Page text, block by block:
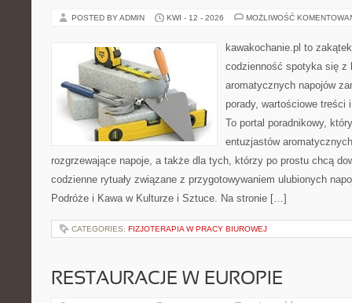
POSTED BY ADMIN KWI - 12 - 2026 MOŻLIWOŚĆ
kawakochanie.pl to
codzienność spotyka się z
aromatycznych napojów
porady, wartościowe treści
To portal poradnikowy,
entuzjastów
rozgrzewające napoje, a także dla tych, którzy po prostu chcą
codzienne rytuały związane z przygotowywaniem ulubionych
Podróże i Kawa w Kulturze i Sztuce. Na stronie […]
CATEGORIES: FIZJOTERAPIA W PRACY BIUROWEJ
RESTAURACJE W EUROPIE